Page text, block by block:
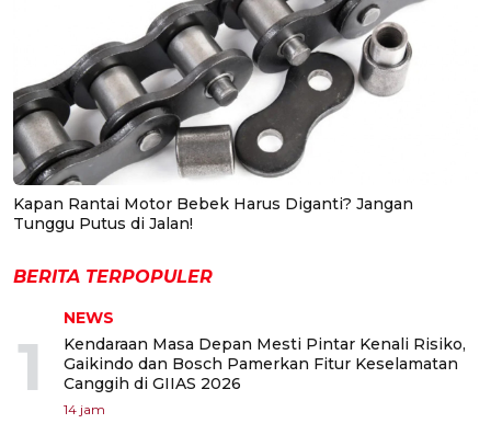
Kapan Rantai Motor Bebek Harus Diganti? Jangan
Tunggu Putus di Jalan!
BERITA TERPOPULER
1
NEWS
Kendaraan Masa Depan Mesti Pintar Kenali Risiko,
Gaikindo dan Bosch Pamerkan Fitur Keselamatan
Canggih di GIIAS 2026
14 jam